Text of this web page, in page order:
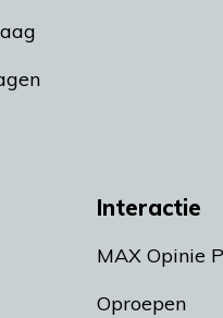
Interactie
MAX Opinie
Oproepen